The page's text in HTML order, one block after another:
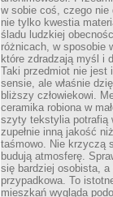
w sobie coś, czego nie
nie tylko kwestia
śladu ludzkiej
różnicach, w sposobie
które zdradzają myśl i
Taki przedmiot nie jest
sensie, ale właśnie
bliższy człowiekowi.
ceramika robiona w
szyty tekstylia potrafią
zupełnie inną jakość
taśmowo. Nie krzyczą
budują atmosferę.
się bardziej osobista,
przypadkowa. To
mieszkań wygląda